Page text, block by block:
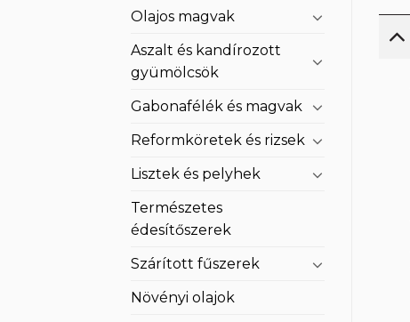
Olajos magvak
Aszalt és kandírozott
gyümölcsök
Gabonafélék és magvak
Reformköretek és rizsek
Lisztek és pelyhek
Természetes
édesítőszerek
Szárított fűszerek
Növényi olajok